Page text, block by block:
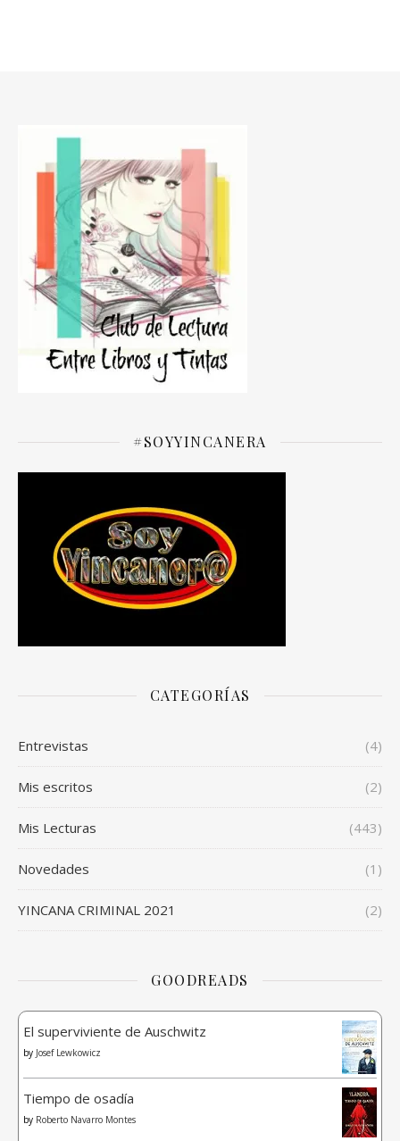
#SOYYINCANERA
CATEGORÍAS
Entrevistas (4)
Mis escritos (2)
Mis Lecturas (443)
Novedades (1)
YINCANA CRIMINAL 2021 (2)
GOODREADS
El superviviente de Auschwitz
by Josef Lewkowicz
Tiempo de osadía
by Roberto Navarro Montes